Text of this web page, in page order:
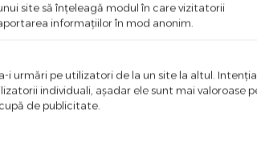
site să înţeleagă modul în care vizitatorii
informaţiilor în mod anonim.
urmări pe utilizatori de la un site la altul.
individuali, aşadar ele sunt mai valoroase
de publicitate.